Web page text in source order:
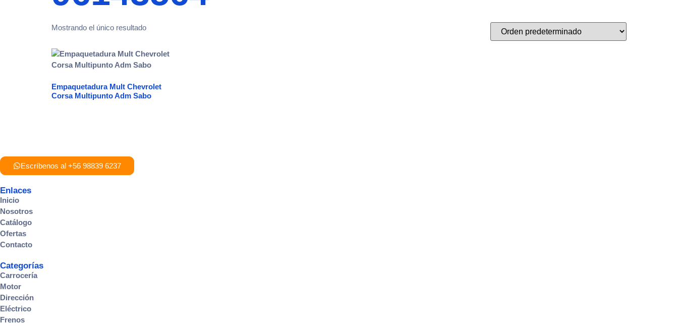
Mostrando el único resultado
Empaquetadura Mult Chevrolet
Corsa Multipunto Adm Sabo
Escríbenos al +56 98839 6237
Enlaces
Inicio
Nosotros
Catálogo
Ofertas
Contacto
Categorías
Carrocería
Motor
Dirección
Eléctrico
Frenos